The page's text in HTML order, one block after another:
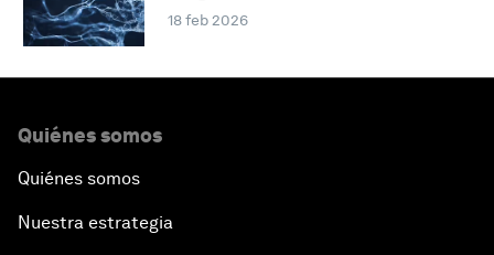
18 feb 2026
Quiénes somos
Quiénes somos
Nuestra estrategia